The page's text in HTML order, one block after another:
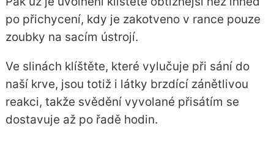
po přichycení, kdy je zakotveno v rance pouze
zoubky na sacím ústrojí.
Ve slinách klíštěte, které vylučuje při sání do
naší krve, jsou totiž i látky brzdící zánětlivou
reakci, takže svědění vyvolané přisátím se
dostavuje až po řadě hodin.